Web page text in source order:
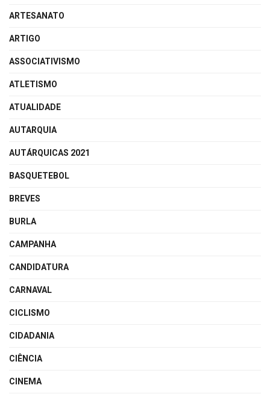
ARTESANATO
ARTIGO
ASSOCIATIVISMO
ATLETISMO
ATUALIDADE
AUTARQUIA
AUTÁRQUICAS 2021
BASQUETEBOL
BREVES
BURLA
CAMPANHA
CANDIDATURA
CARNAVAL
CICLISMO
CIDADANIA
CIÊNCIA
CINEMA